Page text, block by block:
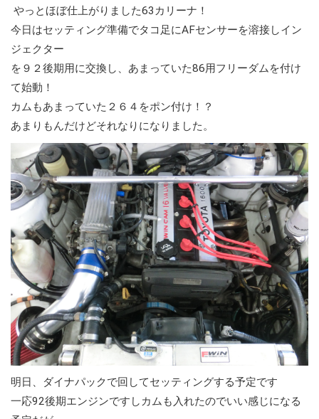
やっとほぼ仕上がりました63カリーナ！
今日はセッティング準備でタコ足にAFセンサーを溶接しイン
ジェクター
を９２後期用に交換し、あまっていた86用フリーダムを付け
て始動！
カムもあまっていた２６４をポン付け！？
あまりもんだけどそれなりになりました。
明日、ダイナパックで回してセッティングする予定です
一応92後期エンジンですしカムも入れたのでいい感じになる